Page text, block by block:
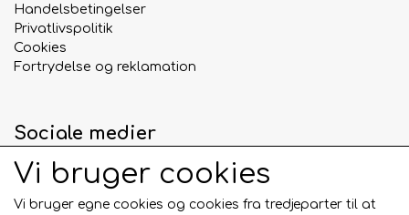
Handelsbetingelser
Privatlivspolitik
Cookies
Fortrydelse og reklamation
Sociale medier
Vi bruger cookies
Vi bruger egne cookies og cookies fra tredjeparter til at